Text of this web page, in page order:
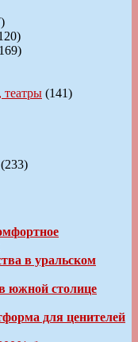
театры (141)
(233)
в уральском
южной столице
для ценителей